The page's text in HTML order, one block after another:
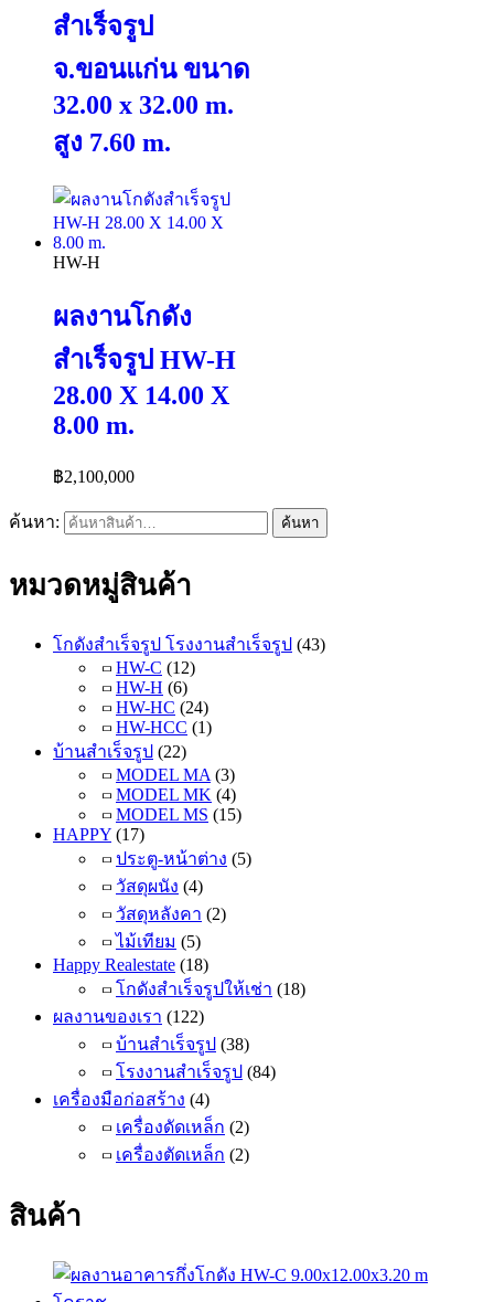
สำเร็จรูป
จ.ขอนแก่น ขนาด
32.00 x 32.00 m.
สูง 7.60 m.
HW-H
ผลงานโกดัง
สำเร็จรูป HW-H
28.00 X 14.00 X
8.00 m.
฿2,100,000
ค้นหา: ค้นหา
หมวดหมู่สินค้า
โกดังสำเร็จรูป โรงงานสำเร็จรูป (43)
HW-C (12)
HW-H (6)
HW-HC (24)
HW-HCC (1)
บ้านสำเร็จรูป (22)
MODEL MA (3)
MODEL MK (4)
MODEL MS (15)
HAPPY (17)
ประตู-หน้าต่าง (5)
วัสดุผนัง (4)
วัสดุหลังคา (2)
ไม้เทียม (5)
Happy Realestate (18)
โกดังสำเร็จรูปให้เช่า (18)
ผลงานของเรา (122)
บ้านสำเร็จรูป (38)
โรงงานสำเร็จรูป (84)
เครื่องมือก่อสร้าง (4)
เครื่องดัดเหล็ก (2)
เครื่องตัดเหล็ก (2)
สินค้า